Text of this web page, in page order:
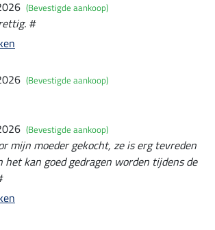
(Bevestigde aankoop)
#
(Bevestigde aankoop)
(Bevestigde aankoop)
mijn moeder gekocht, ze is erg tevreden
het kan goed gedragen worden tijdens de